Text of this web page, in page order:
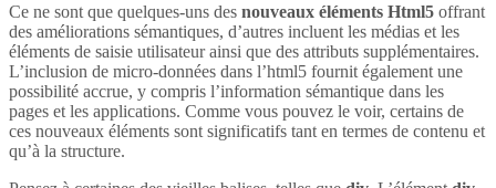
Ce ne sont que quelques-uns des nouveaux éléments Html5 offrant
des améliorations sémantiques, d’autres incluent les médias et les
éléments de saisie utilisateur ainsi que des attributs supplémentaires.
L’inclusion de micro-données dans l’html5 fournit également une
possibilité accrue, y compris l’information sémantique dans les
pages et les applications. Comme vous pouvez le voir, certains de
ces nouveaux éléments sont significatifs tant en termes de contenu et
qu’à la structure.